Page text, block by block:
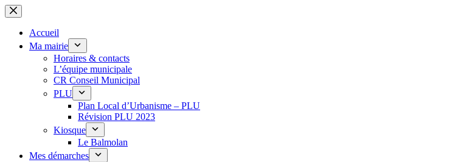
Passer
au
contenuAccueil
Ma mairie
Horaires & contacts
L’équipe municipale
CR Conseil Municipal
PLU
Plan Local d’Urbanisme – PLU
Révision PLU 2023
Kiosque
Le Balmolan
Mes démarches